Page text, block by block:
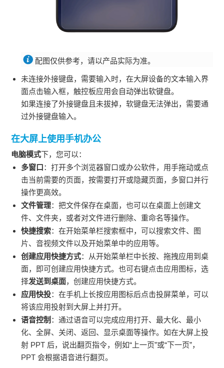
配图仅供参考，请以产品实际为准。
未连接外接键盘，需要输入时，在大屏设备的文本输入界
面点击输入框，触控板应用会自动弹出软键盘。
如果连接了外接键盘且未拔掉，软键盘无法弹出，需要通
过外接键盘输入。
在大屏上使用手机办公
电脑模式下，您可以：
多窗口：打开多个浏览器窗口或办公软件，用手拖动或点
击当前需要的页面，按需要打开或隐藏页面，多窗口并行
操作更高效。
文件管理：把文件保存在桌面，也可以在桌面上创建文
件、文件夹，或者对文件进行删除、重命名等操作。
快捷搜索：在开始菜单栏搜索框中，可以搜索文件、图
片、音视频文件以及开始菜单中的应用等。
创建应用快捷方式：从开始菜单栏中长按、拖拽应用到桌
面，即可创建应用快捷方式。也可右键点击应用图标，选
择发送到桌面，创建应用快捷方式。
应用快投：在手机上长按应用图标后点击投屏菜单，可以
将该应用投射到大屏上并打开。
语音控制 ：通过语音可以完成应用打开、最大化、最小
化、全屏、关闭、返回、显示桌面等操作。如在大屏上投
射 PPT 后，说出翻页指令，例如“上一页”或“下一页”，
PPT 会根据语音进行翻页。